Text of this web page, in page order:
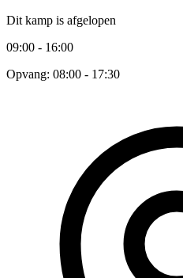
Dit kamp is afgelopen
09:00 - 16:00
Opvang: 08:00 - 17:30